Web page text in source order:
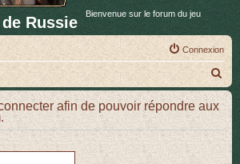
Russie Bienvenue sur le forum du jeu
Connexion
e
c
h
afin de pouvoir répondre aux